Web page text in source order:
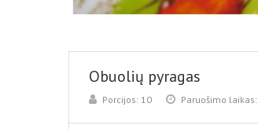
Obuolių pyragas
Porcijos: 10 Paruošimo laikas: